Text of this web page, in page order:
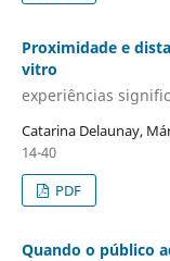
Proximidade e
vitro
experiências
Catarina Delaunay,
14-40
PDF
Quando o público